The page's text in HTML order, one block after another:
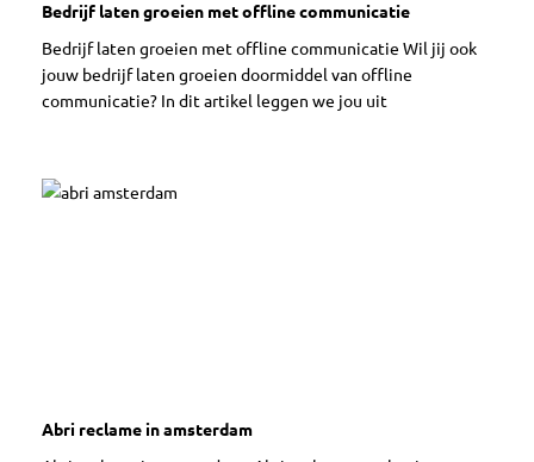
Bedrijf laten groeien met offline communicatie
Bedrijf laten groeien met offline communicatie Wil jij ook
jouw bedrijf laten groeien doormiddel van offline
communicatie? In dit artikel leggen we jou uit
Abri reclame in amsterdam